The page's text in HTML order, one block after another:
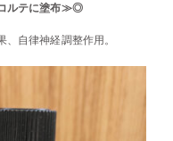
ルテに塗布≫◎
自律神経調整作用。